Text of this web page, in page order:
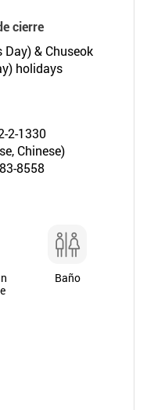
cierre
Day) & Chuseok
holidays
2-1330
Chinese)
8558
Baño